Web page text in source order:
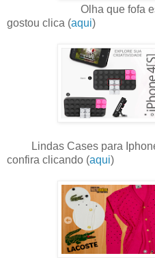
Olha que fofa
gostou clica (aqui)
Lindas Cases para
confira clicando (aqui)